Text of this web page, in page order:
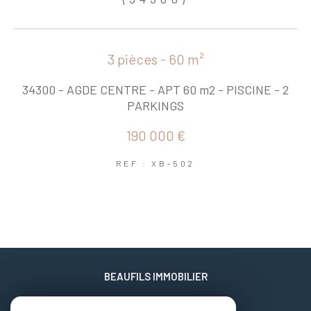
3 pièces - 60 m²
34300 - AGDE CENTRE - APT 60 m2 - PISCINE - 2
PARKINGS
190 000 €
REF : XB-502
BEAUFILS IMMOBILIER